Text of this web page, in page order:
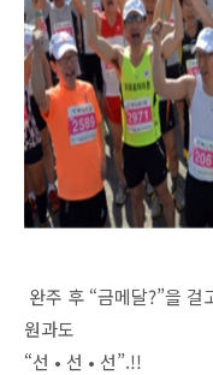
완주 후 “금메달?”을
원과도
“선 • 선 • 선”.!!